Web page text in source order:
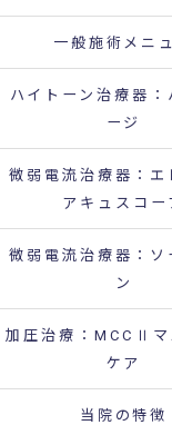
一般施術メニ
ハイトーン治療器：
ージ
微弱電流治療器：エ
アキュスコー
微弱電流治療器：ソ
ン
加圧治療：MCCⅡマ
ケア
当院の特徴